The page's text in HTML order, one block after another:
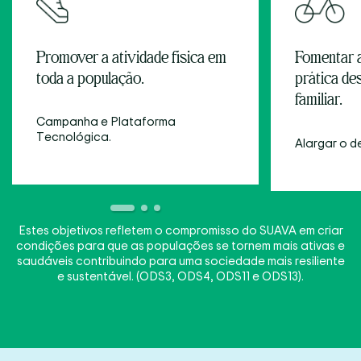
Promover a atividade física em
toda a população.
Campanha e Plataforma
Tecnológica.
Fomentar
prática
familiar.
Alargar o
Estes objetivos refletem o compromisso do SUAVA em criar
condições para que as populações se tornem mais ativas e
saudáveis contribuindo para uma sociedade mais resiliente
e sustentável. (ODS3, ODS4, ODS11 e ODS13).